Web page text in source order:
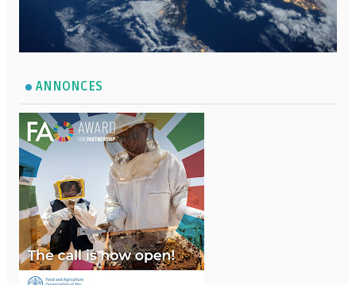
ANNONCES